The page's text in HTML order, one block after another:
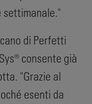
settimanale."
di Perfetti
consente già
"Grazie al
esenti da